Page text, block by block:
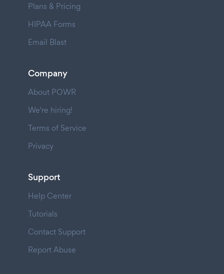
Plans & Pricing
HIPAA Forms
Email Blast
Company
About POWR
We're hiring!
Terms of Service
Privacy
Support
Help Center
Tutorials
Contact Support
Report Abuse